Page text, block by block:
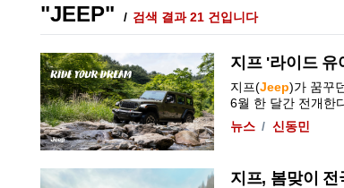
"JEEP" 검색 결과 21 건입니다
지프 '라이드 유
지프(Jeep)가 꿈꾸
6월 한 달간 전개한
뉴스
신동민
지프, 봄맞이 전